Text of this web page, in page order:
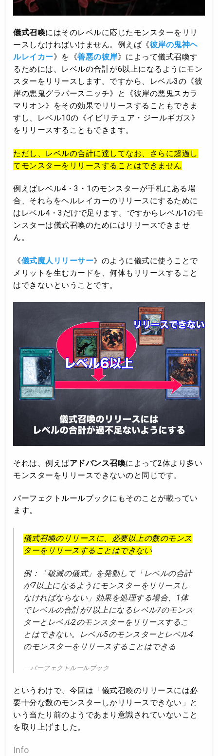
儀式召喚にはそのレベルに応じたモンスターをリリ
ースしなければいけません。例えば《彼岸の鬼神ヘ
ルレイカー》を《善悪の彼岸》によって儀式召喚す
るためには、レベルの合計が6以上になるようにモン
スターをリリースします。ですから、レベル3の《彼
岸の悪鬼グラバースニッチ》と《彼岸の悪鬼スカラ
マリオン》をその効果でリリースすることもできま
すし、レベル10の《イビリチュア・ジールギガス》
をリリースすることもできます。
ただし、レベルの合計に達してなお、さらに超過し
てモンスターをリリースすることはできません
例えばレベル4・3・1のモンスターが手札にある場
合、それらをヘルレイカーのリリースにするために
はレベル4・3だけで足ります。ですからレベル1のモ
ンスターは儀式召喚のためにはリリースできませ
ん。
《儀式魔人リリーサー》のように儀式に使うことで
メリットを生むカードを、何体もリリースすること
はできないということです。
それは、例えばアドバンス召喚によって2体より多い
モンスターをリリースできないのと同じです。
パーフェクトルールブックにもそのことが載ってい
ます。
儀式召喚のリリースに、必要以上の数のモンス
ターをリリースすることはできない
例：「破滅の儀式」を発動して「レベルの合計
が7以上になるようにモンスターをリリースし
なければならない」効果を処理する場合、1体
でレベルの合計が7以上になるレベル7のモンス
ターとレベル2のモンスターをリリースするこ
とはできない。レベル5のモンスターとレベル4
のモンスターをリリースすることはできる
パーフェクトルールブック
というわけで、今回は「儀式召喚のリリースには必
要十分な数のモンスターしかリリースできない」と
いう当たり前のようであまり意識されていないこと
を取り上げました。
Info